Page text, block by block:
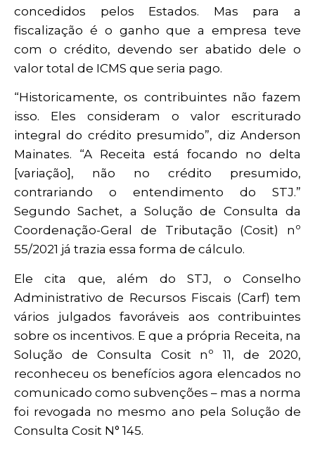
concedidos pelos Estados. Mas para a
fiscalização é o ganho que a empresa teve
com o crédito, devendo ser abatido dele o
valor total de ICMS que seria pago.
“Historicamente, os contribuintes não fazem
isso. Eles consideram o valor escriturado
integral do crédito presumido”, diz Anderson
Mainates. “A Receita está focando no delta
[variação], não no crédito presumido,
contrariando o entendimento do STJ.”
Segundo Sachet, a Solução de Consulta da
Coordenação-Geral de Tributação (Cosit) nº
55/2021 já trazia essa forma de cálculo.
Ele cita que, além do STJ, o Conselho
Administrativo de Recursos Fiscais (Carf) tem
vários julgados favoráveis aos contribuintes
sobre os incentivos. E que a própria Receita, na
Solução de Consulta Cosit nº 11, de 2020,
reconheceu os benefícios agora elencados no
comunicado como subvenções – mas a norma
foi revogada no mesmo ano pela Solução de
Consulta Cosit N° 145.